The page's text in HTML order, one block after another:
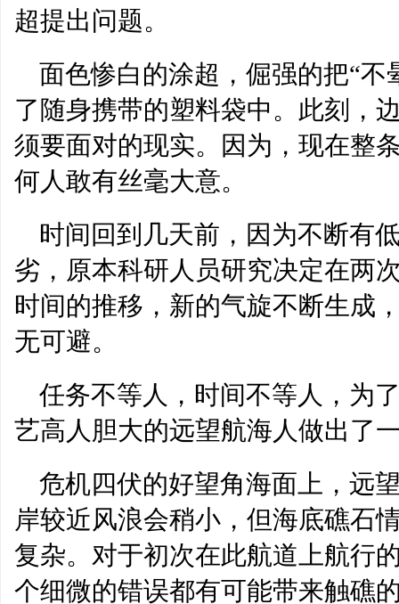
超提出问题。
面色惨白的涂超，倔强的把“
了随身携带的塑料袋中。此刻，
须要面对的现实。因为，现在整
何人敢有丝毫大意。
时间回到几天前，因为不断有
劣，原本科研人员研究决定在两
时间的推移，新的气旋不断生成
无可避。
任务不等人，时间不等人，为
艺高人胆大的远望航海人做出了
危机四伏的好望角海面上，远
岸较近风浪会稍小，但海底礁石
复杂。对于初次在此航道上航行
个细微的错误都有可能带来触礁